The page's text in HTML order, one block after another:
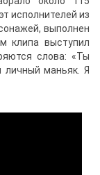
исполнителей из
выполнен
клипа выступил
слова: «Ты
маньяк. Я